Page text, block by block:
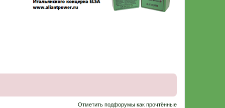
Отметить подфорумы как прочтённые